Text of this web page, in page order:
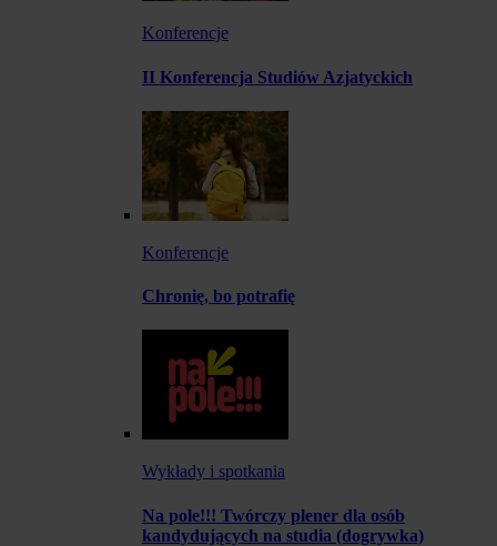
Konferencje
II Konferencja Studiów Azjatyckich
Konferencje
Chronię, bo potrafię
Wykłady i spotkania
Na pole!!! Twórczy plener dla osób
kandydujących na studia (dogrywka)